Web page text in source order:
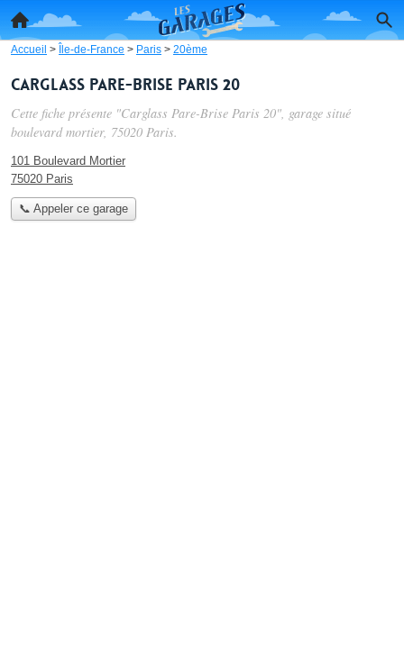
Accueil > Île-de-France > Paris > 20ème
Carglass Pare-Brise Paris 20
Cette fiche présente "Carglass Pare-Brise Paris 20", garage situé
boulevard mortier, 75020 Paris.
101 Boulevard Mortier
75020 Paris
📞 Appeler ce garage